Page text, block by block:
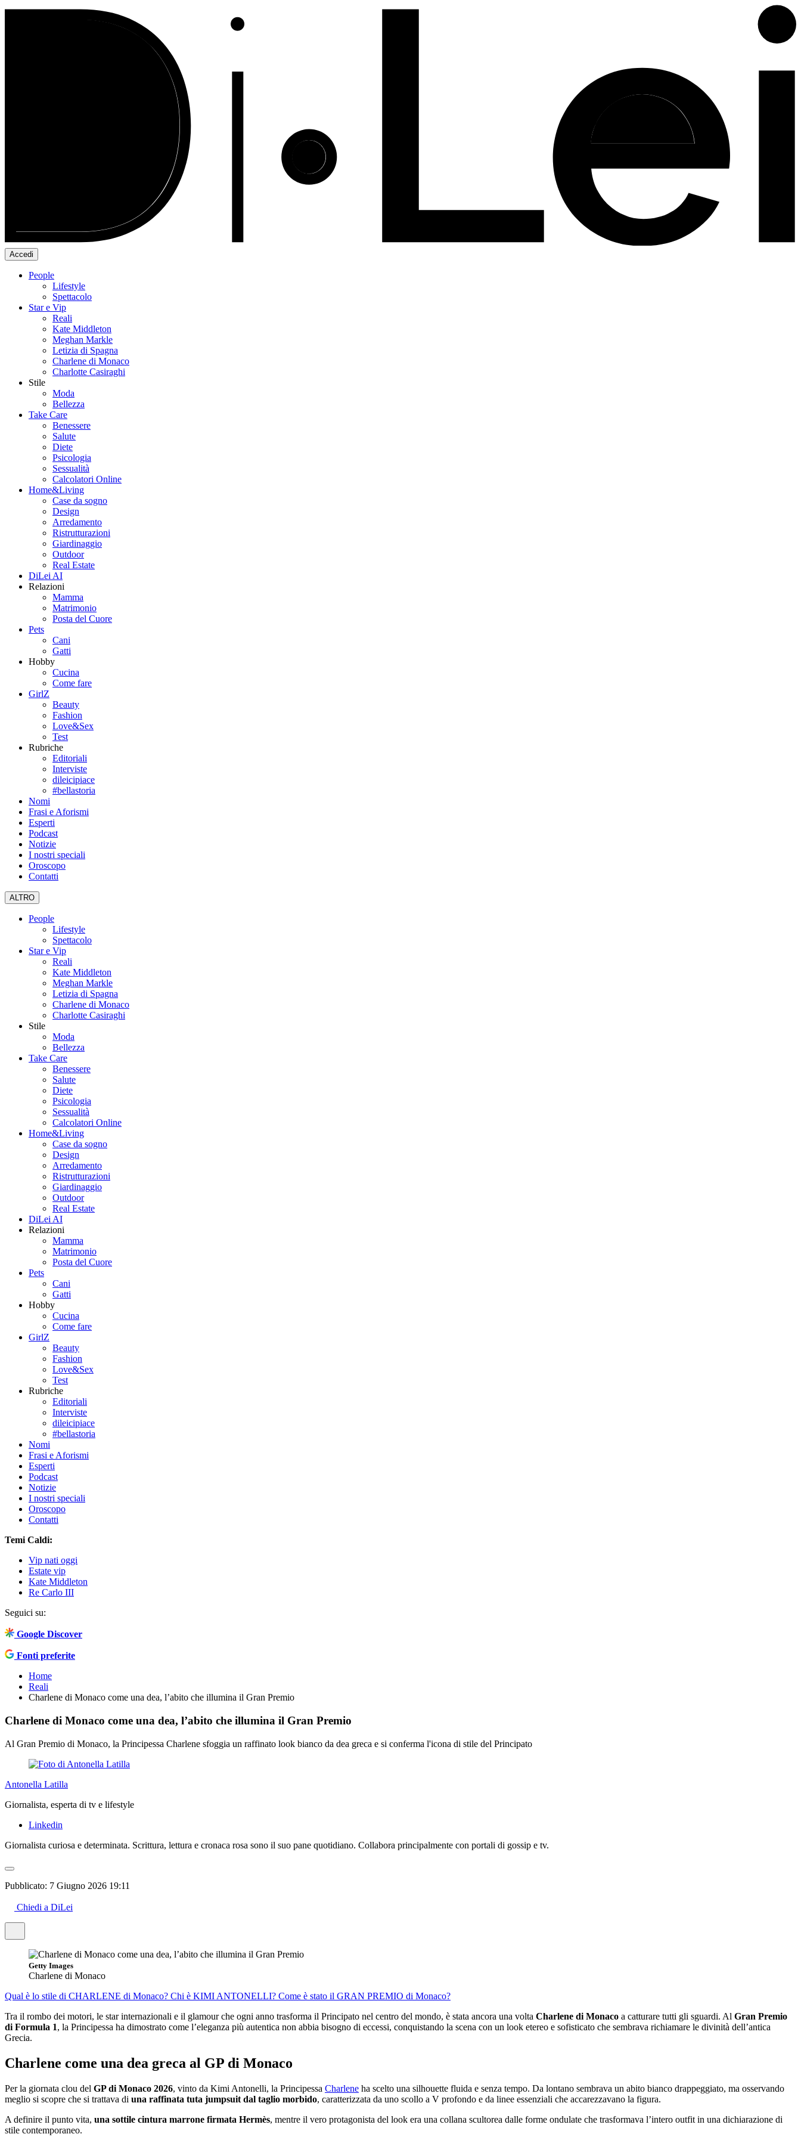
Accedi
People
Lifestyle
Spettacolo
Star e Vip
Reali
Kate Middleton
Meghan Markle
Letizia di Spagna
Charlene di Monaco
Charlotte Casiraghi
Stile
Moda
Bellezza
Take Care
Benessere
Salute
Diete
Psicologia
Sessualità
Calcolatori Online
Home&Living
Case da sogno
Design
Arredamento
Ristrutturazioni
Giardinaggio
Outdoor
Real Estate
DiLei AI
Relazioni
Mamma
Matrimonio
Posta del Cuore
Pets
Cani
Gatti
Hobby
Cucina
Come fare
GirlZ
Beauty
Fashion
Love&Sex
Test
Rubriche
Editoriali
Interviste
dileicipiace
#bellastoria
Nomi
Frasi e Aforismi
Esperti
Podcast
Notizie
I nostri speciali
Oroscopo
Contatti
ALTRO
People
Lifestyle
Spettacolo
Star e Vip
Reali
Kate Middleton
Meghan Markle
Letizia di Spagna
Charlene di Monaco
Charlotte Casiraghi
Stile
Moda
Bellezza
Take Care
Benessere
Salute
Diete
Psicologia
Sessualità
Calcolatori Online
Home&Living
Case da sogno
Design
Arredamento
Ristrutturazioni
Giardinaggio
Outdoor
Real Estate
DiLei AI
Relazioni
Mamma
Matrimonio
Posta del Cuore
Pets
Cani
Gatti
Hobby
Cucina
Come fare
GirlZ
Beauty
Fashion
Love&Sex
Test
Rubriche
Editoriali
Interviste
dileicipiace
#bellastoria
Nomi
Frasi e Aforismi
Esperti
Podcast
Notizie
I nostri speciali
Oroscopo
Contatti
Temi Caldi:
Vip nati oggi
Estate vip
Kate Middleton
Re Carlo III
Seguici su:
Google Discover
Fonti preferite
Home
Reali
Charlene di Monaco come una dea, l’abito che illumina il Gran Premio
Charlene di Monaco come una dea, l’abito che illumina il Gran Premio
Al Gran Premio di Monaco, la Principessa Charlene sfoggia un raffinato look bianco da dea greca e si conferma l'icona di stile del Principato
Antonella Latilla
Giornalista, esperta di tv e lifestyle
Linkedin
Giornalista curiosa e determinata. Scrittura, lettura e cronaca rosa sono il suo pane quotidiano. Collabora principalmente con portali di gossip e tv.
Pubblicato: 7 Giugno 2026 19:11
Chiedi a DiLei
Getty Images
Charlene di Monaco
Qual è lo stile di CHARLENE di Monaco? Chi è KIMI ANTONELLI? Come è stato il GRAN PREMIO di Monaco?
Tra il rombo dei motori, le star internazionali e il glamour che ogni anno trasforma il Principato nel centro del mondo, è stata ancora una volta Charlene di Monaco a catturare tutti gli sguardi. Al Gran Premio
di Formula 1, la Principessa ha dimostrato come l’eleganza più autentica non abbia bisogno di eccessi, conquistando la scena con un look etereo e sofisticato che sembrava richiamare le divinità dell’antica
Grecia.
Charlene come una dea greca al GP di Monaco
Per la giornata clou del GP di Monaco 2026, vinto da Kimi Antonelli, la Principessa Charlene ha scelto una silhouette fluida e senza tempo. Da lontano sembrava un abito bianco drappeggiato, ma osservando
meglio si scopre che si trattava di una raffinata tuta jumpsuit dal taglio morbido, caratterizzata da uno scollo a V profondo e da linee essenziali che accarezzavano la figura.
A definire il punto vita, una sottile cintura marrone firmata Hermès, mentre il vero protagonista del look era una collana scultorea dalle forme ondulate che trasformava l’intero outfit in una dichiarazione di
stile contemporaneo.